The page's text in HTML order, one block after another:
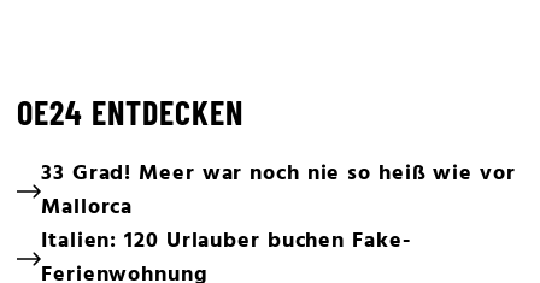
OE24 ENTDECKEN
33 Grad! Meer war noch nie so heiß wie vor
Mallorca
Italien: 120 Urlauber buchen Fake-
Ferienwohnung